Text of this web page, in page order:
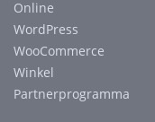
Online
WordPress
WooCommerce
Winkel
Partnerprogramma